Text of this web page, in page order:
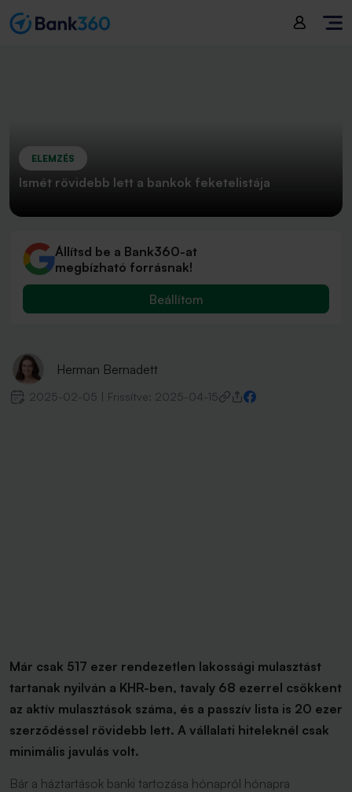
ELEMZÉS
Ismét rövidebb lett a bankok feketelistája
Állítsd be a Bank360-at
megbízható forrásnak!
Beállítom
Herman Bernadett
2025-02-05 Frissítve: 2025-04-15
Már csak 517 ezer rendezetlen lakossági mulasztást
tartanak nyilván a KHR-ben, tavaly 68 ezerrel csökkent
az aktív mulasztások száma, és a passzív lista is 20 ezer
szerződéssel rövidebb lett. A vállalati hiteleknél csak
minimális javulás volt.
Bár a háztartások banki tartozása hónapról hónapra